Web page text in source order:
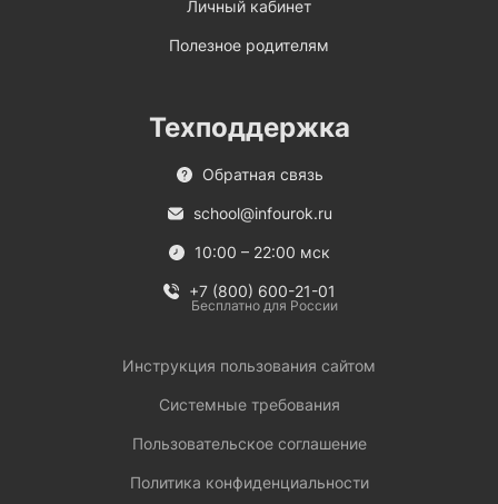
Личный кабинет
Полезное родителям
Техподдержка
Обратная связь
school@infourok.ru
10:00 – 22:00 мск
+7 (800) 600-21-01
Бесплатно для России
Инструкция пользования сайтом
Системные требования
Пользовательское соглашение
Политика конфиденциальности